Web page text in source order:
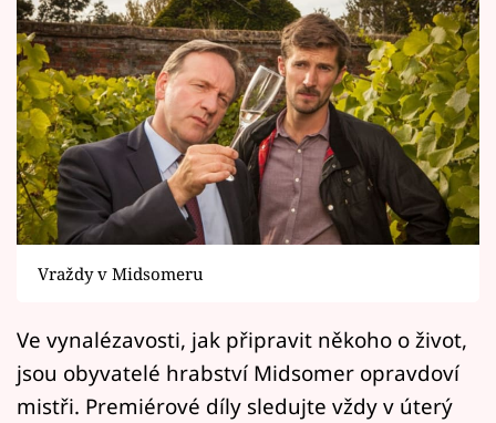
Seriály
Horoskopy
Sledujte prima+
Filmový festival Karlovy Vary
Přihlášení
Vraždy v Midsomeru
Ve vynalézavosti, jak připravit někoho o život,
jsou obyvatelé hrabství Midsomer opravdoví
mistři. Premiérové díly sledujte vždy v úterý